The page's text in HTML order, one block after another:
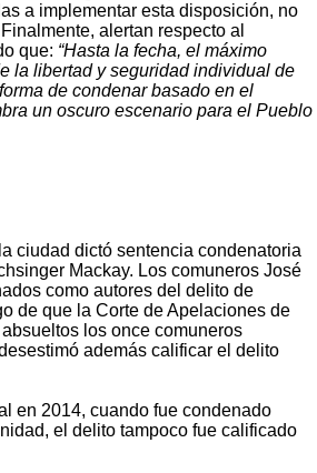
a implementar esta disposición, no
alertan respecto al
que: “Hasta la fecha, el máximo
la libertad y seguridad individual de
de condenar basado en el
un oscuro escenario para el Pueblo
ciudad dictó sentencia condenatoria
Mackay. Los comuneros José
como autores del delito de
de que la Corte de Apelaciones de
los once comuneros
además calificar el delito
en 2014, cuando fue condenado
el delito tampoco fue calificado